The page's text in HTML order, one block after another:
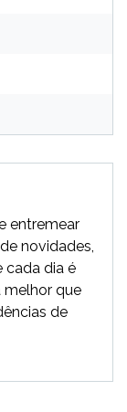
entremear
novidades,
cada dia é
melhor que
de